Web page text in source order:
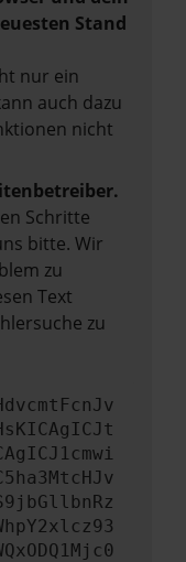
Stand
nur ein
auch dazu
nicht
Schritte
bitte. Wir
zu
Text
zu